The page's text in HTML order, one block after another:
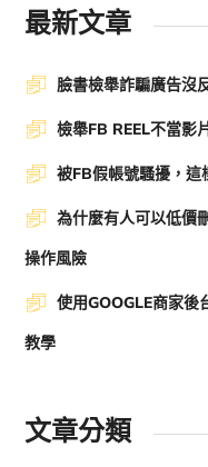
最新文章
臉書檢舉詐騙廣告沒
檢舉FB REEL不當影
被FB假帳號騷擾，
為什麼有人可以低價
操作風險
使用GOOGLE商家
教學
文章分類